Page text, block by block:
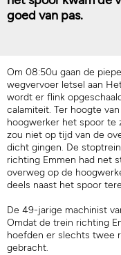
goed van pas.
Om 08:50u gaan de
wegvervoer letsel aan
wordt er flink
calamiteit. Ter hoogte
hoogwerker het spoor te
zou niet op tijd van de
dicht gingen. De
richting Emmen had net
overweg op de
deels naast het spoor
De 49-jarige machinist
Omdat de trein richting
hoefden er slechts twee
gebracht.